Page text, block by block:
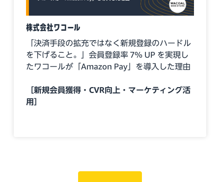
株式会社ワコール
「決済手段の拡充ではなく新規登録のハードル
を下げること。」会員登録率 7％ UP を実現し
たワコールが「Amazon Pay」を導入した理由
［新規会員獲得・CVR向上・マーケティング活
用］